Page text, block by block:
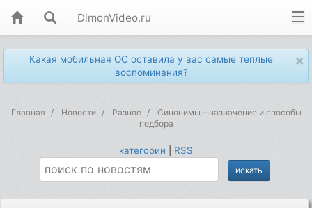
DimonVideo.ru
×
Какая мобильная ОС оставила у вас самые теплые
воспоминания?
Главная Новости Разное
Синонимы – назначение и способы
подбора
категории RSS